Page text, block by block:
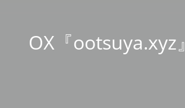
OX『ootsuya.xyz』